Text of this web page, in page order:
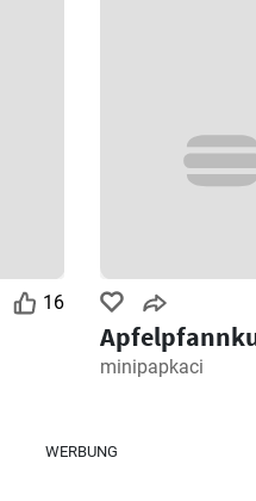
16
minipapkaci
WERBUNG